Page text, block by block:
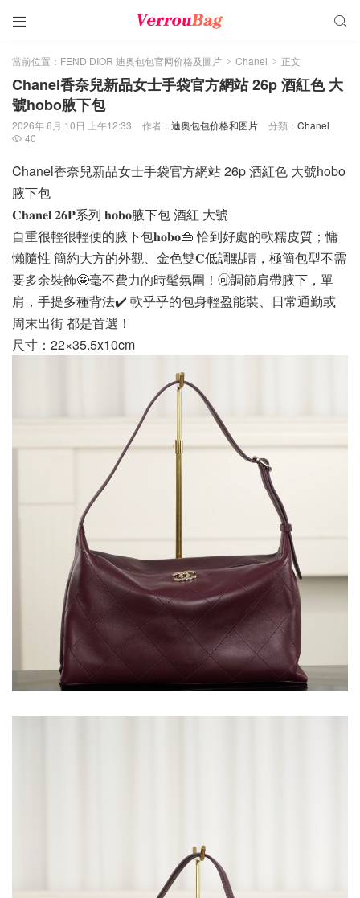
 
當前位置： FEND DIOR 迪奥包包官网价格及圖片 > Chanel > 正文
Chanel香奈兒新品女士手袋官方網站 26p 酒紅色 大
號hobo腋下包
2026年 6月 10日 上午12:33 作者： 迪奥包包价格和图片 分類： Chanel
 40
Chanel香奈兒新品女士手袋官方網站 26p 酒紅色 大號hobo
腋下包
𝐂𝐡𝐚𝐧𝐞𝐥 𝟐𝟔𝐏系列 𝐡𝐨𝐛𝐨腋下包 酒紅 大號
自重很輕很輕便的腋下包𝐡𝐨𝐛𝐨👜 恰到好處的軟糯皮質；慵
懶隨性 簡約大方的外觀、金色雙𝐂低調點睛，極簡包型不需
要多余裝飾🤩毫不費力的時髦氛圍！🉑調節肩帶腋下，單
肩，手提多種背法✔️ 軟乎乎的包身輕盈能裝、日常通勤或
周末出街 都是首選！
尺寸：22×35.5x10cm